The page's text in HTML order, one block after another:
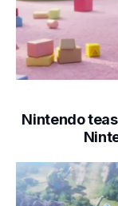
Nintendo